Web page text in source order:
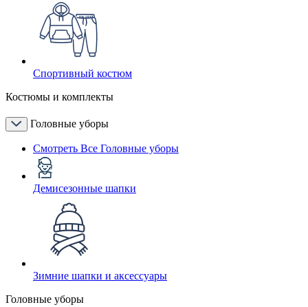
Спортивный костюм
Костюмы и комплекты
Головные уборы
Смотреть Все Головные уборы
Демисезонные шапки
Зимние шапки и аксессуары
Головные уборы